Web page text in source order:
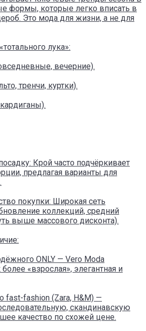
формы, которые легко вписать в
Это мода для жизни, а не для
лука»:
вечерние).
тренчи, куртки).
Крой часто подчёркивает
предлагая варианты для
покупки: Широкая сеть
коллекций, средний
выше массового дисконта).
ONLY — Vero Moda
«взрослая», элегантная и
fast-fashion (Zara, H&M) —
скандинавскую
качество по схожей цене.